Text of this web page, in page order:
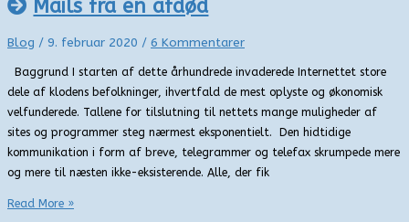
Mails fra en afdød
Blog / 9. februar 2020 / 6 Kommentarer
Baggrund I starten af dette århundrede invaderede Internettet store
dele af klodens befolkninger, ihvertfald de mest oplyste og økonomisk
velfunderede. Tallene for tilslutning til nettets mange muligheder af
sites og programmer steg nærmest eksponentielt. Den hidtidige
kommunikation i form af breve, telegrammer og telefax skrumpede mere
og mere til næsten ikke-eksisterende. Alle, der fik
Mails
Read More »